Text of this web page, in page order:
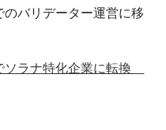
バリデーター運営に移
ソラナ特化企業に転換